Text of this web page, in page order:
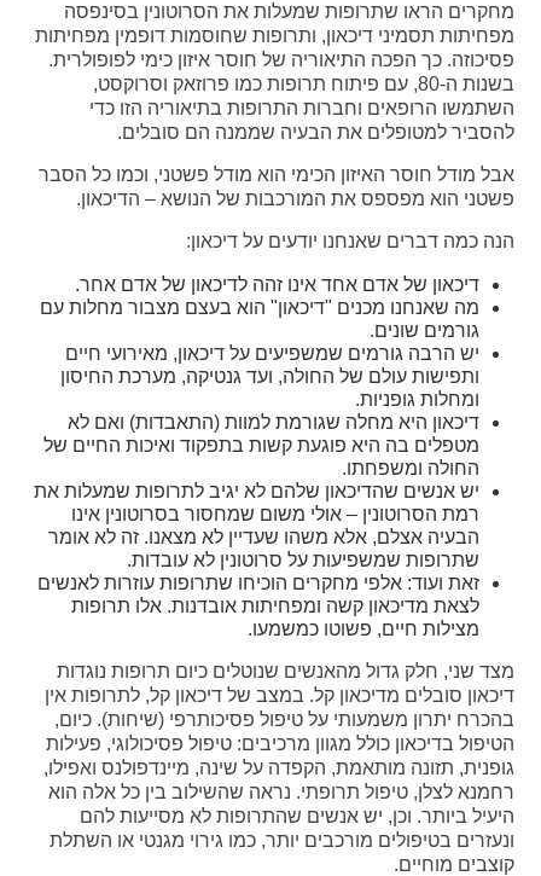
מחקרים הראו שתרופות שמעלות את הסרוטונין בסינפסה
מפחיתות תסמיני דיכאון, ותרופות שחוסמות דופמין מפחיתות
פסיכוזה. כך הפכה התיאוריה של חוסר איזון כימי לפופולרית.
בשנות ה-80, עם פיתוח תרופות כמו פרוזאק וסרוקסט,
השתמשו הרופאים וחברות התרופות בתיאוריה הזו כדי
להסביר למטופלים את הבעיה שממנה הם סובלים.
אבל מודל חוסר האיזון הכימי הוא מודל פשטני, וכמו כל הסבר
פשטני הוא מפספס את המורכבות של הנושא – הדיכאון.
הנה כמה דברים שאנחנו יודעים על דיכאון:
דיכאון של אדם אחד אינו זהה לדיכאון של אדם אחר.
מה שאנחנו מכנים "דיכאון" הוא בעצם מצבור מחלות עם
גורמים שונים.
יש הרבה גורמים שמשפיעים על דיכאון, מאירועי חיים
ותפישות עולם של החולה, ועד גנטיקה, מערכת החיסון
ומחלות גופניות.
דיכאון היא מחלה שגורמת למוות (התאבדות) ואם לא
מטפלים בה היא פוגעת קשות בתפקוד ואיכות החיים של
החולה ומשפחתו.
יש אנשים שהדיכאון שלהם לא יגיב לתרופות שמעלות את
רמת הסרוטונין – אולי משום שמחסור בסרוטונין אינו
הבעיה אצלם, אלא משהו שעדיין לא מצאנו. זה לא אומר
שתרופות שמשפיעות על סרוטונין לא עובדות.
זאת ועוד: אלפי מחקרים הוכיחו שתרופות עוזרות לאנשים
לצאת מדיכאון קשה ומפחיתות אובדנות. אלו תרופות
מצילות חיים, פשוטו כמשמעו.
מצד שני, חלק גדול מהאנשים שנוטלים כיום תרופות נוגדות
דיכאון סובלים מדיכאון קל. במצב של דיכאון קל, לתרופות אין
בהכרח יתרון משמעותי על טיפול פסיכותרפי (שיחות). כיום,
הטיפול בדיכאון כולל מגוון מרכיבים: טיפול פסיכולוגי, פעילות
גופנית, תזונה מותאמת, הקפדה על שינה, מיינדפולנס ואפילו,
רחמנא לצלן, טיפול תרופתי. נראה שהשילוב בין כל אלה הוא
היעיל ביותר. וכן, יש אנשים שהתרופות לא מסייעות להם
ונעזרים בטיפולים מורכבים יותר, כמו גירוי מגנטי או השתלת
קוצבים מוחיים.